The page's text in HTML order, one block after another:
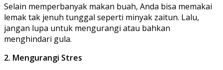
Selain memperbanyak makan buah, Anda bisa memakai
lemak tak jenuh tunggal seperti minyak zaitun. Lalu,
jangan lupa untuk mengurangi atau bahkan
menghindari gula.
2. Mengurangi Stres